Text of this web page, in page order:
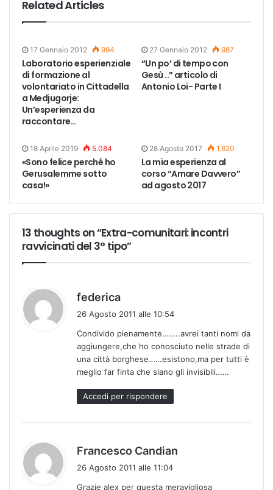
Related Articles
17 Gennaio 2012 994
Laboratorio esperienziale
di formazione al
volontariato in Cittadella
a Medjugorje:
Un’esperienza da
raccontare…
27 Gennaio 2012 987
“Un po’ di tempo con
Gesù ..” articolo di
Antonio Loi- Parte I
18 Aprile 2019 5.084
«Sono felice perché ho
Gerusalemme sotto
casa!»
28 Agosto 2017 1.620
La mia esperienza al
corso “Amare Davvero”
ad agosto 2017
13 thoughts on “Extra-comunitari: incontri
ravvicinati del 3° tipo”
federica
e
t
t
26 Agosto 2011 alle 10:54
Condivido pienamente……..avrei tanti nomi da
aggiungere,che ho conosciuto nelle strade di
una città borghese……esistono,ma per tutti è
meglio far finta che siano gli invisibili……
Accedi per rispondere
Francesco Candian
26 Agosto 2011 alle 11:04
Grazie alex per questa meravigliosa